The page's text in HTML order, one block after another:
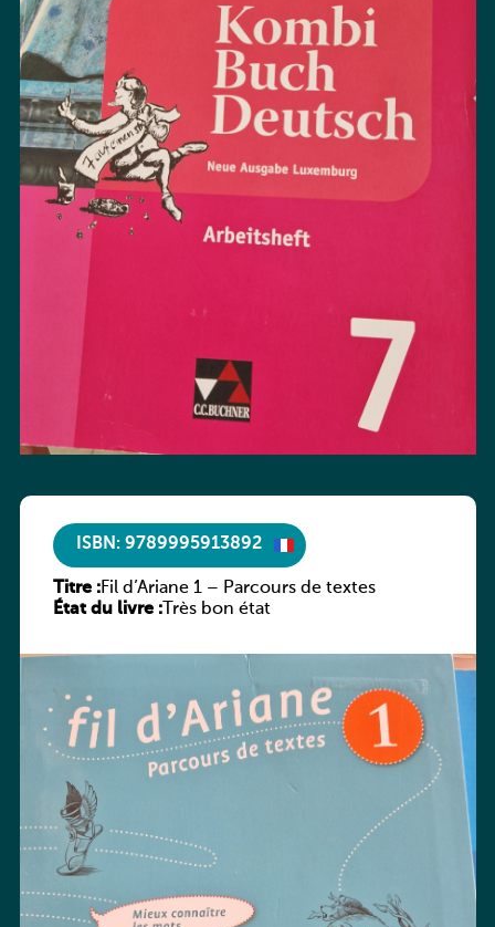
ISBN: 9789995913892
Titre :Fil d’Ariane 1 – Parcours de textes
État du livre :Très bon état